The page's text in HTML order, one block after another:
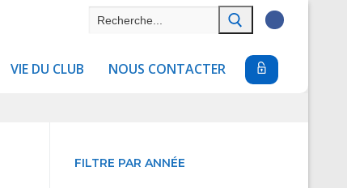
Rechercher
VIE DU CLUB NOUS CONTACTER
FILTRE PAR ANNÉE